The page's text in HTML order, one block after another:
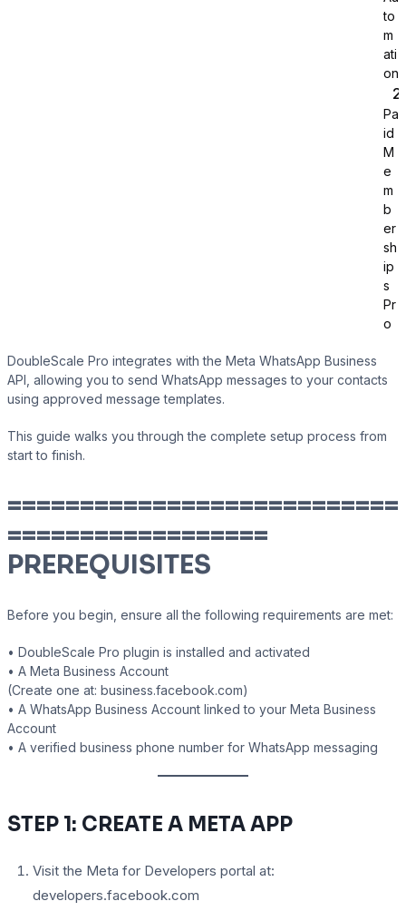
to
m
ati
on
Pa
id
M
e
m
b
er
sh
ip
s
Pr
o
DoubleScale Pro integrates with the Meta WhatsApp Business
API, allowing you to send WhatsApp messages to your contacts
using approved message templates.
This guide walks you through the complete setup process from
start to finish.
===========================
==================
PREREQUISITES
Before you begin, ensure all the following requirements are met:
• DoubleScale Pro plugin is installed and activated
• A Meta Business Account
(Create one at: business.facebook.com)
• A WhatsApp Business Account linked to your Meta Business
Account
• A verified business phone number for WhatsApp messaging
STEP 1: CREATE A META APP
Visit the Meta for Developers portal at:
developers.facebook.com